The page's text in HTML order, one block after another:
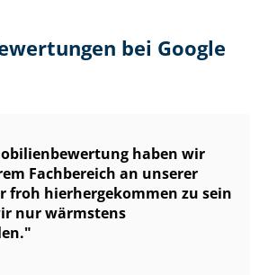
bei Google
haben wir
Fachbereich an unserer
froh hierhergekommen zu sein
nur wärmstens